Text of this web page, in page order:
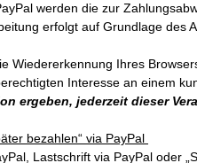
werden die zur
erfolgt auf Grundlage des
Wiedererkennung Ihres
Interesse an einem
ergeben, jederzeit dieser
bezahlen“ via PayPal
Lastschrift via PayPal oder